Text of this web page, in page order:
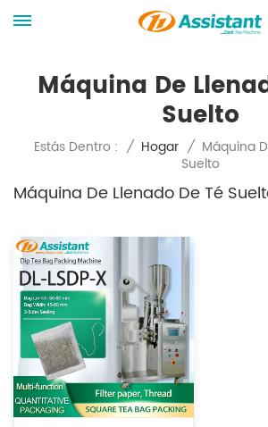
Máquina De
Suelto
Estás Dentro : / Hogar / Máquina
Suelto
Máquina De Llenado De Té